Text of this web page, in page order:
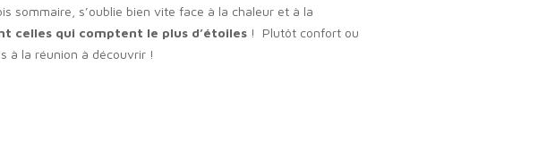
sommaire, s’oublie bien vite face à la chaleur et à la
celles qui comptent le plus d’étoiles ! Plutôt confort ou
à la réunion à découvrir !